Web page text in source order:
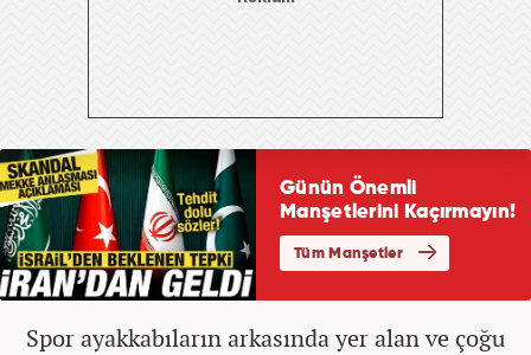
Spor ayakkabıların arkasında yer alan ve çoğu